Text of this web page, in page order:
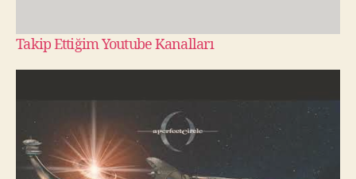
Takip Ettiğim Youtube Kanalları